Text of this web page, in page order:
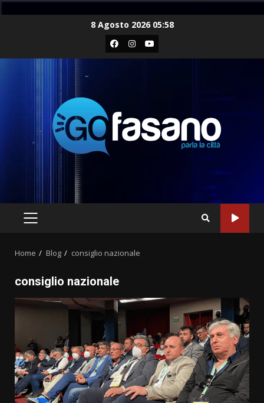
8 Agosto 2026 05:58
Facebook
Instagram
Youtube
PRIMARY
Home Blog consiglio nazionale
consiglio nazionale